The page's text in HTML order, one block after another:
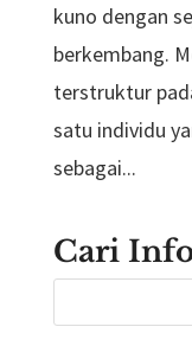
kuno dengan
berkembang.
terstruktur
satu individu
sebagai...
Cari